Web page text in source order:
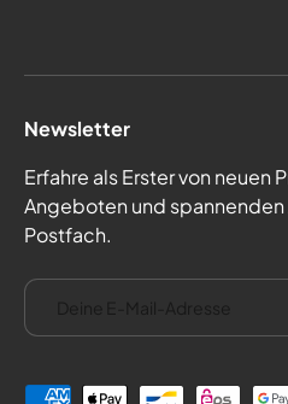
Newsletter
Erfahre als Erster von neuen
Angeboten und
Postfach.
E-Mail
Zahlungsmethoden